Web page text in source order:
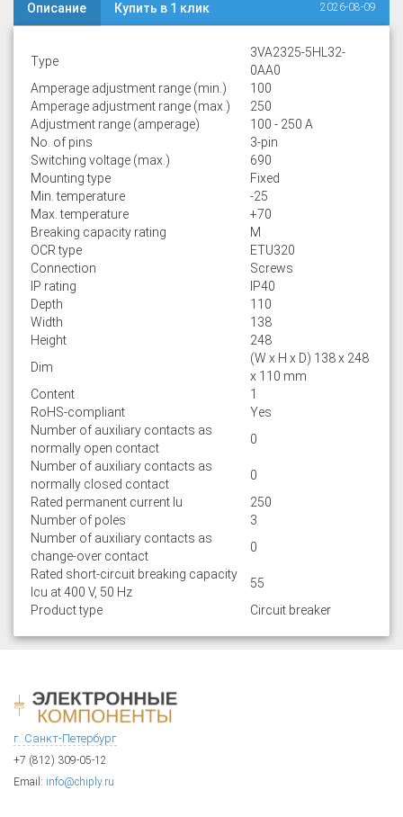
Описание Купить в 1 клик 2026-08-09
Type
3VA2325-5HL32-
0AA0
Amperage adjustment range (min.)
100
Amperage adjustment range (max.)
250
Adjustment range (amperage)
100 - 250 A
No. of pins
3-pin
Switching voltage (max.)
690
Mounting type
Fixed
Min. temperature
-25
Max. temperature
+70
Breaking capacity rating
M
OCR type
ETU320
Connection
Screws
IP rating
IP40
Depth
110
Width
138
Height
248
Dim
(W x H x D) 138 x 248
x 110 mm
Content
1
RoHS-compliant
Yes
Number of auxiliary contacts as
normally open contact
0
Number of auxiliary contacts as
normally closed contact
0
Rated permanent current Iu
250
Number of poles
3
Number of auxiliary contacts as
change-over contact
0
Rated short-circuit breaking capacity
lcu at 400 V, 50 Hz
55
Product type
Circuit breaker
г. Санкт-Петербург
+7 (812) 309-05-12
Email: info@chiply.ru